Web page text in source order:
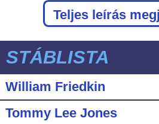
Teljes leírás
STÁBLISTA
William Friedkin
Tommy Lee Jones